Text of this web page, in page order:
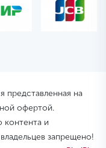
на
офертой.
контента и
запрещено!